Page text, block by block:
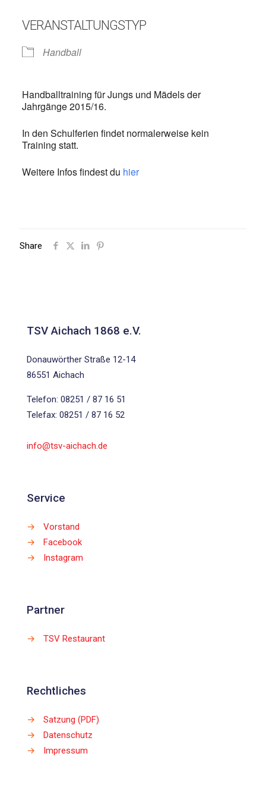
VERANSTALTUNGSTYP
Handball
Handballtraining für Jungs und Mädels der
Jahrgänge 2015/16.
In den Schulferien findet normalerweise kein
Training statt.
Weitere Infos findest du hier
Share
TSV Aichach 1868 e.V.
Donauwörther Straße 12-14
86551 Aichach
Telefon: 08251 / 87 16 51
Telefax: 08251 / 87 16 52
info@tsv-aichach.de
Service
→
Vorstand
→
Facebook
→
Instagram
Partner
→ TSV Restaurant
Rechtliches
→
Satzung (PDF)
→
Datenschutz
→
Impressum